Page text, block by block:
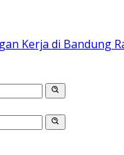
Kerja di Bandung